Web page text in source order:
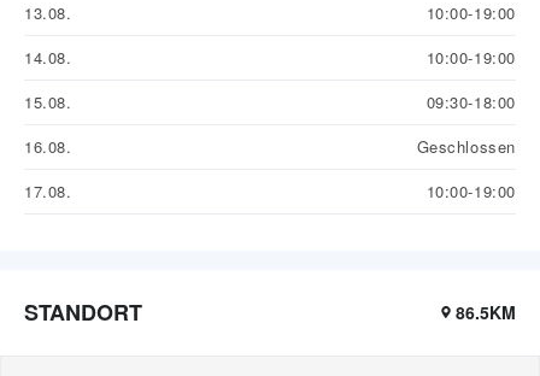
13.08.
10:00-19:00
14.08.
10:00-19:00
15.08.
09:30-18:00
16.08.
Geschlossen
17.08.
10:00-19:00
STANDORT 86.5KM